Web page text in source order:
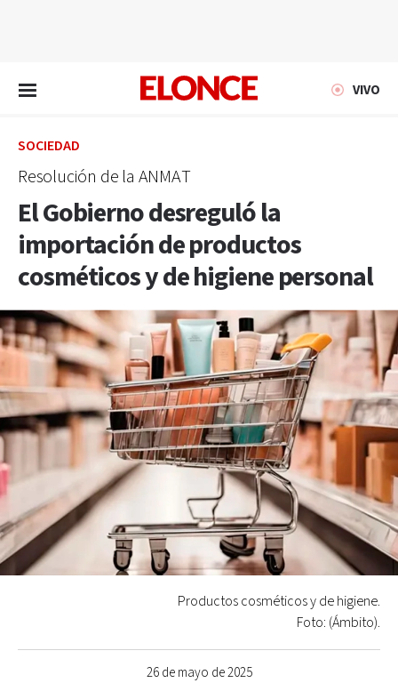
VIVO
SOCIEDAD
Resolución de la ANMAT
El Gobierno desreguló la
importación de productos
cosméticos y de higiene personal
26 de mayo de 2025
Productos cosméticos y de higiene.
Foto: (Ámbito).